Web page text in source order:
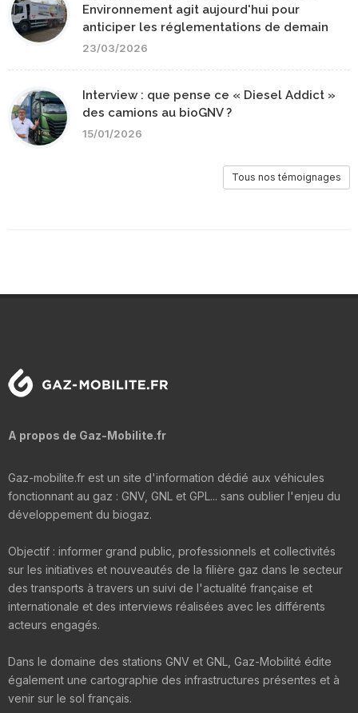
Environnement agit aujourd'hui pour
anticiper les réglementations de demain
23/03/2026
Interview : que pense ce « Diesel Addict »
des camions au bioGNV ?
15/01/2026
Tous nos témoignages
A propos de Gaz-Mobilite.fr
Gaz-mobilite.fr est un site d'information dédié aux véhicules
fonctionnant au gaz : GNV, GNL et GPL... sans oublier l'enjeu du
développement du biogaz.
Objectif : informer grand public, professionnels et collectivités
sur les initiatives et nouveautés de la filière gaz dans le secteur
des transports à travers un suivi de l'actualité française et
internationale et des interviews réalisées avec les différents
acteurs engagés.
Dans le domaine des stations GNV et GNL, Gaz-Mobilité édite
également une cartographie des infrastructures présentes et à
venir sur le sol français.